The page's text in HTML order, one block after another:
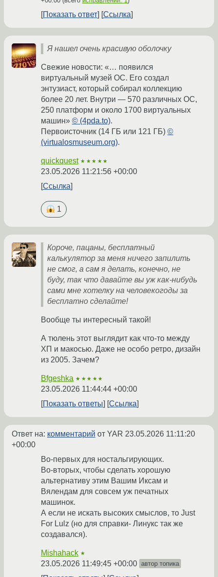
Показать ответ Ссылка
Я нашел очень красивую оболочку
Свежие новости: «… появился
виртуальный музей ОС. Его создал
энтузиаст, который собирал коллекцию
более 20 лет. Внутри — 570 различных ОС,
250 платформ и около 1700 виртуальных
машин» © (4pda.to).
Первоисточник (14 ГБ или 121 ГБ) ©
(virtualosmuseum.org).
quickquest ★★★★★
23.05.2026 11:21:56 +00:00
Ссылка
1
Короче, пацаны, бесплатный
калькулятор за меня ничего запилить
не смог, а сам я делать, конечно, не
буду, так что давайте вы уж как-нибудь
сами мне хотелку на человекогоды за
бесплатно сделайте!
Вообще ты интересный такой!
А тюлень этот выглядит как что-то между
ХП и макосью. Даже не особо ретро, дизайн
из 2005. Зачем?
Bfgeshka ★★★★★
23.05.2026 11:44:44 +00:00
Показать ответы
Ссылка
Ответ на: комментарий от YAR 23.05.2026 11:11:20
+00:00
Во-первых для ностальгирующих.
Во-вторых, чтобы сделать хорошую
альтернативу этим Вашим Иксам и
Вялендам для совсем уж печатных
машинок.
А если не искать высоких смыслов, то Just
For Lulz (но для справки- Линукс так же
создавался).
Mishahack ★
23.05.2026 11:49:45 +00:00 автор топика